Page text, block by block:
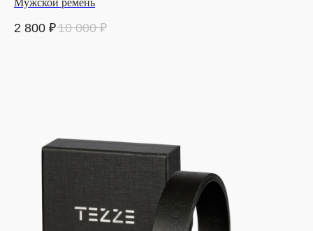
Мужской ремень
2 800 ₽10 000 ₽